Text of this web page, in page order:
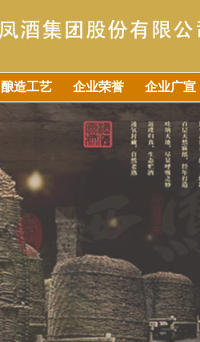
酿造工艺 企业荣誉 企业广宣